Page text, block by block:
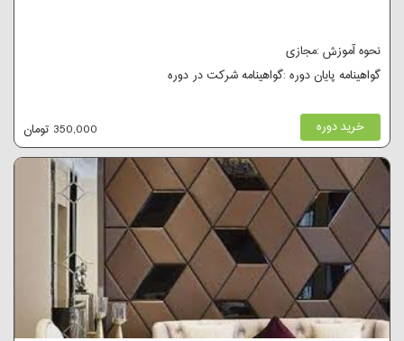
نحوه آموزش :مجازی
گواهینامه پایان دوره :گواهینامه شرکت در دوره
خرید دوره 350,000 تومان